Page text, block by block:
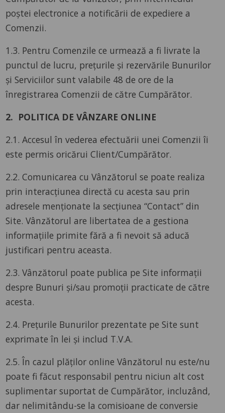
poștei electronice a notificării de expediere a
Comenzii.
1.3. Pentru Comenzile ce urmează a fi livrate la
punctul de lucru, prețurile și rezervările Bunurilor
și Serviciilor sunt valabile 48 de ore de la
înregistrarea Comenzii de către Cumpărător.
2. POLITICA DE VÂNZARE ONLINE
2.1. Accesul în vederea efectuării unei Comenzii îi
este permis oricărui Client/Cumpărător.
2.2. Comunicarea cu Vânzătorul se poate realiza
prin interacțiunea directă cu acesta sau prin
adresele menționate la secțiunea “Contact” din
Site. Vânzătorul are libertatea de a gestiona
informațiile primite fără a fi nevoit să aducă
justificari pentru aceasta.
2.3. Vânzătorul poate publica pe Site informații
despre Bunuri și/sau promoții practicate de către
acesta.
2.4. Prețurile Bunurilor prezentate pe Site sunt
exprimate în lei și includ T.V.A.
2.5. În cazul plăților online Vânzătorul nu este/nu
poate fi făcut responsabil pentru niciun alt cost
suplimentar suportat de Cumpărător, incluzând,
dar nelimitându-se la comisioane de conversie